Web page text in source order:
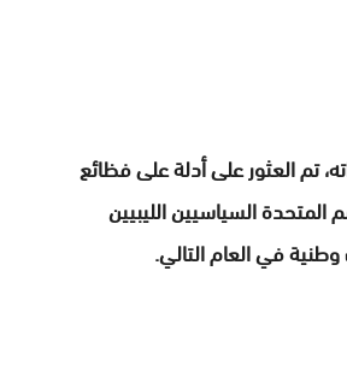
تم العثور على أدلة على فظائع
السياسيين الليبيين
في العام التالي.